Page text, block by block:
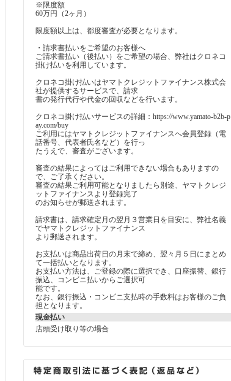
※限度額
60万円（2ヶ月）
限度額以上は、都度審査が必要となります。
・請求書払いをご希望のお客様へ
ご請求書払い（後払い）をご希望の場合、弊社はクロネコ
掛け払いを利用しています。
クロネコ掛け払いはヤマトクレジットファイナンス株式会
社が提供するサービスで、請求
書の発行代行や代金の回収などを行います。
クロネコ掛け払いサービスの詳細：https://www.yamato-b2b-p
ay.com/buy
ご利用にはヤマトクレジットファイナンスへ会員登録（電
話番号、代表者氏名など）を行っ
たうえで、審査がございます。
審査の結果によってはご利用できない場合もありますの
で、ご了承ください。
審査の結果ご利用可能となりましたら別途、ヤマトクレジ
ットファイナンスより登録完了
のお知らせが郵送されます。
請求書は、請求確定月の翌月３営業日を目安に、弊社名義
でヤマトクレジットファイナンス
より郵送されます。
お支払いは商品出荷日の月末で締め、翌々月５日にまとめ
て一括払いとなります。
お支払い方法は、ご登録の際に選択でき、口座振替、銀行
振込、コンビニ払いからご選択可
能です。
なお、銀行振込・コンビニ支払時の手数料はお客様のご負
担となります。
現金払い
店頭受け取り等の場合